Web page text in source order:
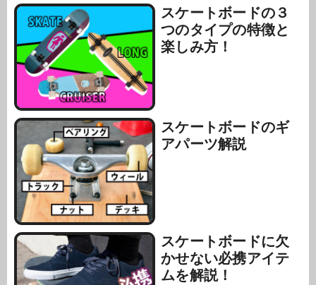
スケートボードの３
つのタイプの特徴と
楽しみ方！
スケートボードのギ
アパーツ解説
スケートボードに欠
かせない必携アイテ
ムを解説！